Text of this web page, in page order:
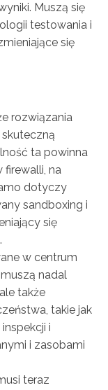
Muszą się
testowania i
się
rozwiązania
ta powinna
na
dotyczy
sandboxing i
się
w centrum
nadal
także
takie jak
i
i zasobami
teraz